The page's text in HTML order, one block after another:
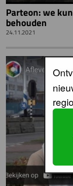
Parteon: we
behouden
24.11.2021